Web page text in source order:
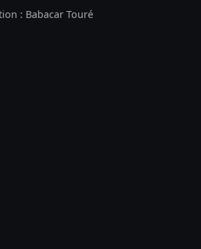
: Babacar Touré